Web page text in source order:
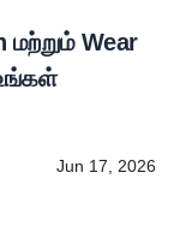
மற்றும் Wear
Jun 17, 2026